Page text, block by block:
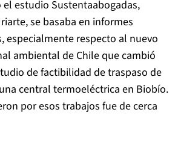
estudio Sustentaabogadas,
se basaba en informes
especialmente respecto al nuevo
ambiental de Chile que cambió
de factibilidad de traspaso de
central termoeléctrica en Biobío.
por esos trabajos fue de cerca